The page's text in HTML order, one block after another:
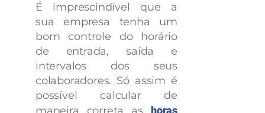
É imprescindível que a
sua empresa tenha um
bom controle do horário
de entrada, saída e
intervalos dos seus
colaboradores. Só assim é
possível calcular de